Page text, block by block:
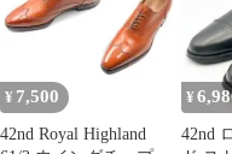
ク
ンズ
レス
¥ 7,500
42nd Royal Highland
¥
42nd